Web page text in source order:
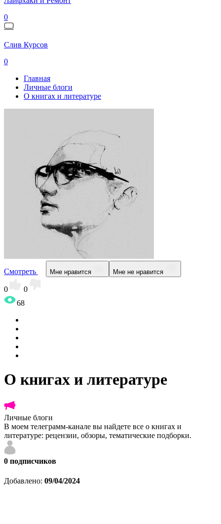
0
Слив Курсов
0
Главная
Личные блоги
О книгах и литературе
Смотреть Мне нравится Мне не нравится
0
0
68
О книгах и литературе
Личные блоги
В моем телеграмм-канале вы найдете все о книгах и
литературе: рецензии, обзоры, тематические подборки.
0 подписчиков
Добавлено: 09/04/2024